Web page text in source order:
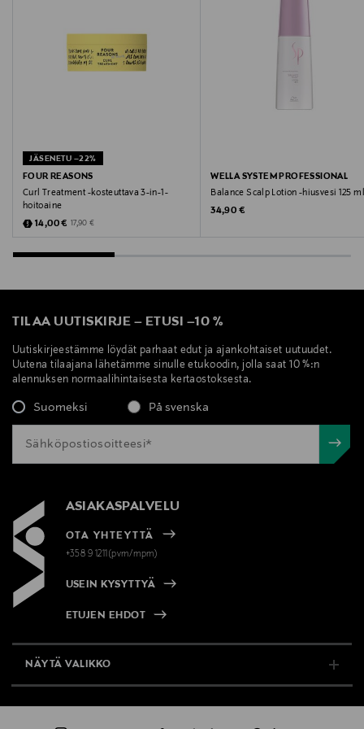
JÄSENETU –22%
FOUR REASONS
Curl Treatment -kosteuttava 3-in-1-
hoitoaine
Discounted Price
14,00 € Original Price
17,90 €
WELLA SYSTEM PROFESSIONAL
Balance Scalp Lotion -hiusvesi 125 ml
Original Price
34,90 €
TILAA UUTISKIRJE – ETUSI –10 %
Uutiskirjeestämme löydät parhaat edut ja ajankohtaiset uutuudet.
Uutena tilaajana lähetämme sinulle etukoodin, jolla saat 10 %:n
alennuksen normaalihintaisesta kertaostoksesta.
Suomeksi På svenska
ASIAKASPALVELU
OTA YHTEYTTÄ
+358 9 1211(pvm/mpm)
USEIN KYSYTTYÄ
ETUJEN EHDOT
NÄYTÄ VALIKKO